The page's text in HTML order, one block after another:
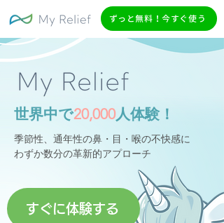
ずっと無料！今すぐ使う
世界中で20,000人体験！
季節性、通年性の鼻・目・喉の不快感に
わずか数分の革新的アプローチ
すぐに体験する